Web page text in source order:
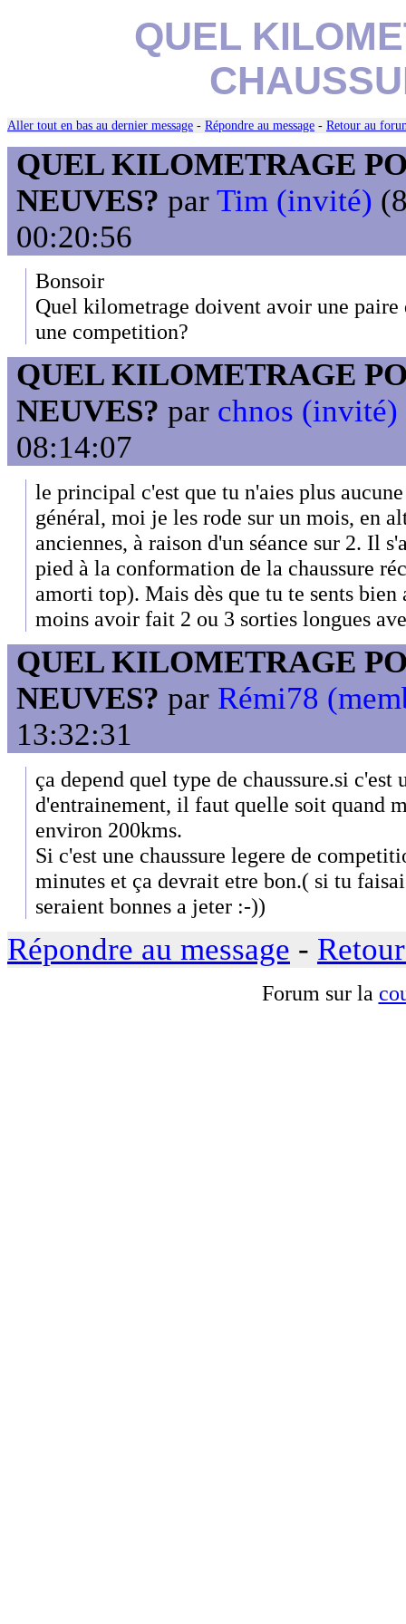
QUEL
Aller tout en bas au dernier message - Répondre au message - Retour au
QUEL KILOMETRAGE
NEUVES? par Tim (invité)
00:20:56
Bonsoir
Quel kilometrage doivent avoir une paire
une competition?
QUEL KILOMETRAGE
NEUVES? par chnos (invité)
08:14:07
le principal c'est que tu n'aies plus
général, moi je les rode sur un mois, en
anciennes, à raison d'un séance sur 2. Il
pied à la conformation de la chaussure
amorti top). Mais dès que tu te sents bien
moins avoir fait 2 ou 3 sorties longues
QUEL KILOMETRAGE
NEUVES? par Rémi78
13:32:31
ça depend quel type de chaussure.si c'est
d'entrainement, il faut quelle soit quand
environ 200kms.
Si c'est une chaussure legere de
minutes et ça devrait etre bon.( si tu
seraient bonnes a jeter :-))
Répondre au message -
Forum sur la